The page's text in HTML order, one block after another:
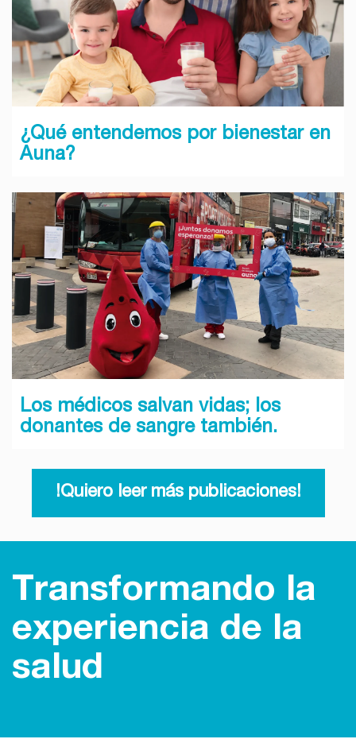
¿Qué entendemos por bienestar en
Auna?
Los médicos salvan vidas; los
donantes de sangre también.
!Quiero leer más publicaciones!
Transformando la
experiencia de la
salud